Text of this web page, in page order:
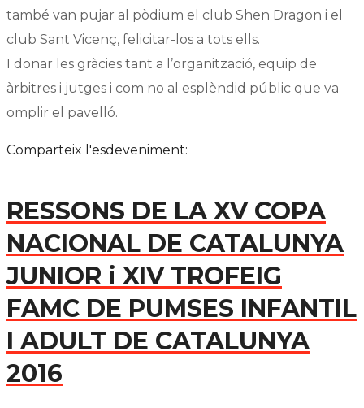
també van pujar al pòdium el club Shen Dragon i el
club Sant Vicenç, felicitar-los a tots ells.
I donar les gràcies tant a l’organització, equip de
àrbitres i jutges i com no al esplèndid públic que va
omplir el pavelló.
Comparteix l'esdeveniment:
RESSONS DE LA XV COPA
NACIONAL DE CATALUNYA
JUNIOR i XIV TROFEIG
FAMC DE PUMSES INFANTIL
I ADULT DE CATALUNYA
2016